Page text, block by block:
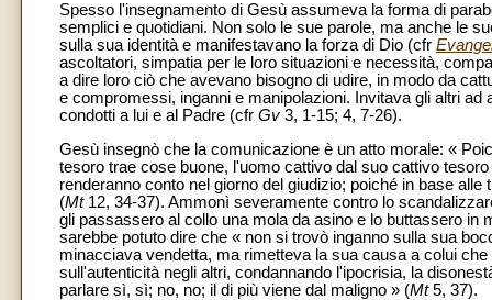
Spesso l'insegnamento di Gesù assumeva la forma di
semplici e quotidiani. Non solo le sue parole, ma anche le
sulla sua identità e manifestavano la forza di Dio (cfr
ascoltatori, simpatia per le loro situazioni e necessità,
a dire loro ciò che avevano bisogno di udire, in modo da
e compromessi, inganni e manipolazioni. Invitava gli altri
condotti a lui e al Padre (cfr Gv 3, 1-15; 4, 7-26).
Gesù insegnò che la comunicazione è un atto morale: «
tesoro trae cose buone, l'uomo cattivo dal suo cattivo
renderanno conto nel giorno del giudizio; poiché in base
(Mt 12, 34-37). Ammonì severamente contro lo
gli passassero al collo una mola da asino e lo buttassero in
sarebbe potuto dire che « non si trovò inganno sulla sua
minacciava vendetta, ma rimetteva la sua causa a colui
sull'autenticità negli altri, condannando l'ipocrisia, la
parlare sì, sì; no, no; il di più viene dal maligno » (Mt5, 37).